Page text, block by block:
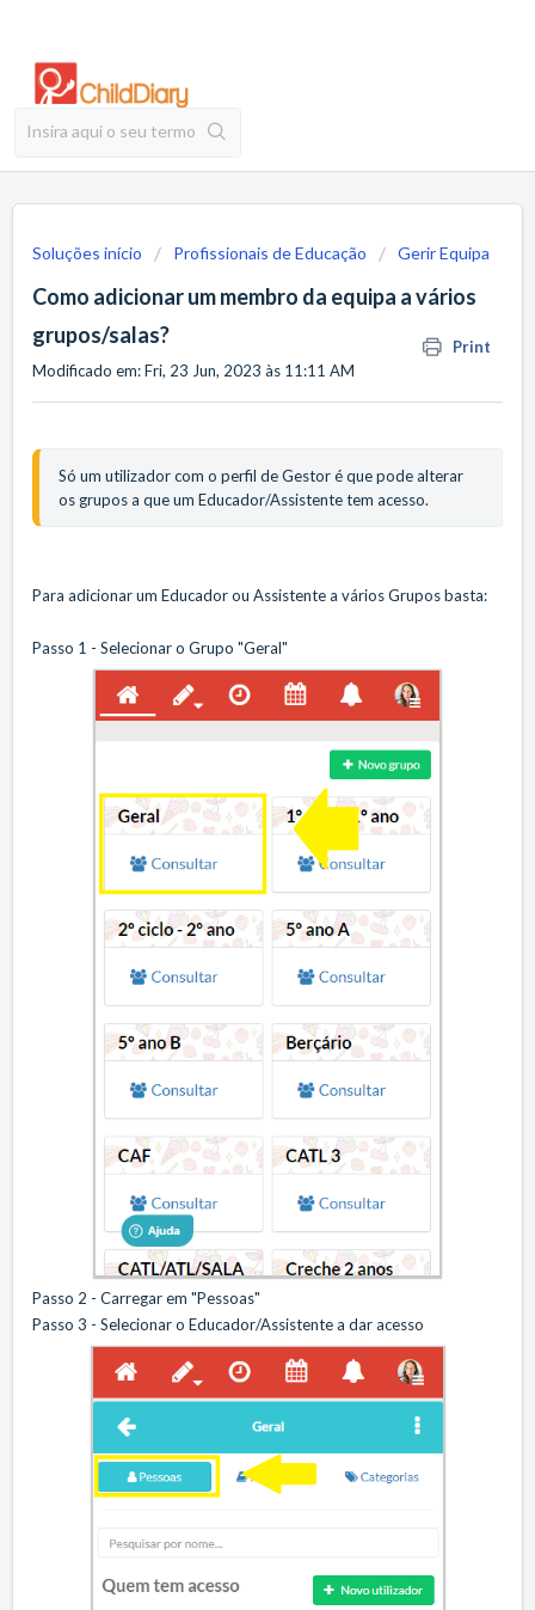
Soluções início Profissionais de Educação Gerir Equipa
Como adicionar um membro da equipa a vários
grupos/salas?
Print
Modificado em: Fri, 23 Jun, 2023 às 11:11 AM
Só um utilizador com o perfil de Gestor é que pode alterar
os grupos a que um Educador/Assistente tem acesso.
Para adicionar um Educador ou Assistente a vários Grupos basta:
Passo 1 - Selecionar o Grupo "Geral"
Passo 2 - Carregar em "Pessoas"
Passo 3 - Selecionar o Educador/Assistente a dar acesso